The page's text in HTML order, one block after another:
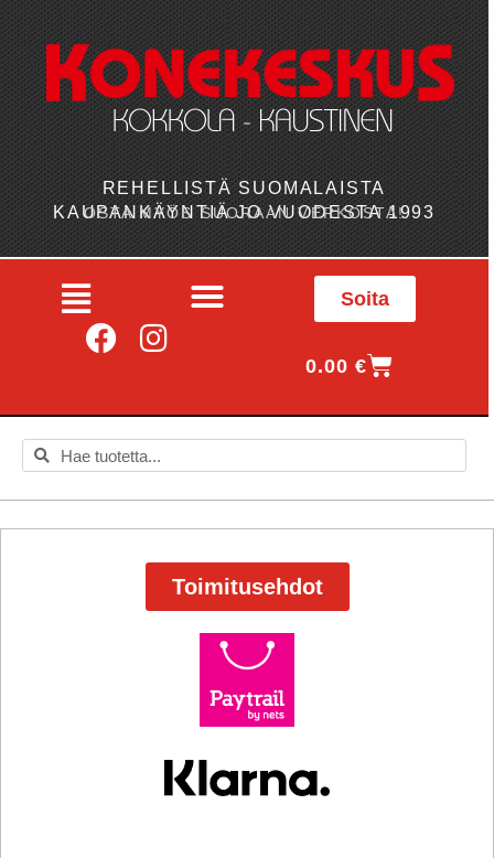
REHELLISTÄ SUOMALAISTA
KAUPANKÄYNTIÄ JO VUODESTA 1993
OSTA MYÖS SUORAAN VERKOSTA!
Soita
0.00€
Toimitusehdot